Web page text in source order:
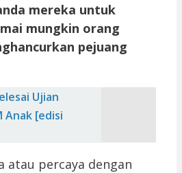
mereka untuk
mungkin orang
pejuang
Ujian
Anak [edisi
atau percaya dengan